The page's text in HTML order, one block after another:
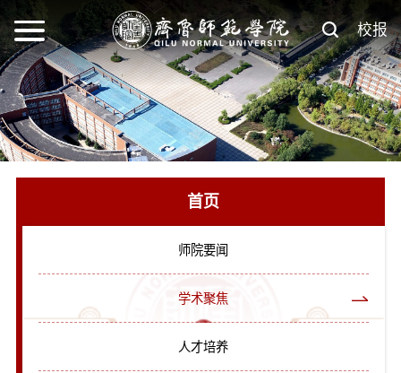
校报
首页
师院要闻
学术聚焦
人才培养